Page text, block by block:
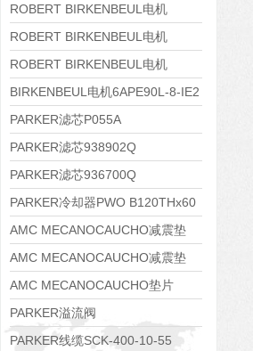
8APE112M-6K-IE3
ROBERT BIRKENBEUL电机
8APE100L-2 IE3
ROBERT BIRKENBEUL电机
8APE90S-4 IE3
ROBERT BIRKENBEUL电机
8APE80M-2K-IE3
BIRKENBEUL电机6APE90L-8-IE2
PARKER滤芯P055A
PARKER滤芯938902Q
PARKER滤芯936700Q
PARKER冷却器PWO B120THx60
AMC MECANOCAUCHO减震垫
138552
AMC MECANOCAUCHO减震垫
138551
AMC MECANOCAUCHO垫片
608074
PARKER溢流阀
RE06M35W2N1KWXG087
PARKER线缆SCK-400-10-55